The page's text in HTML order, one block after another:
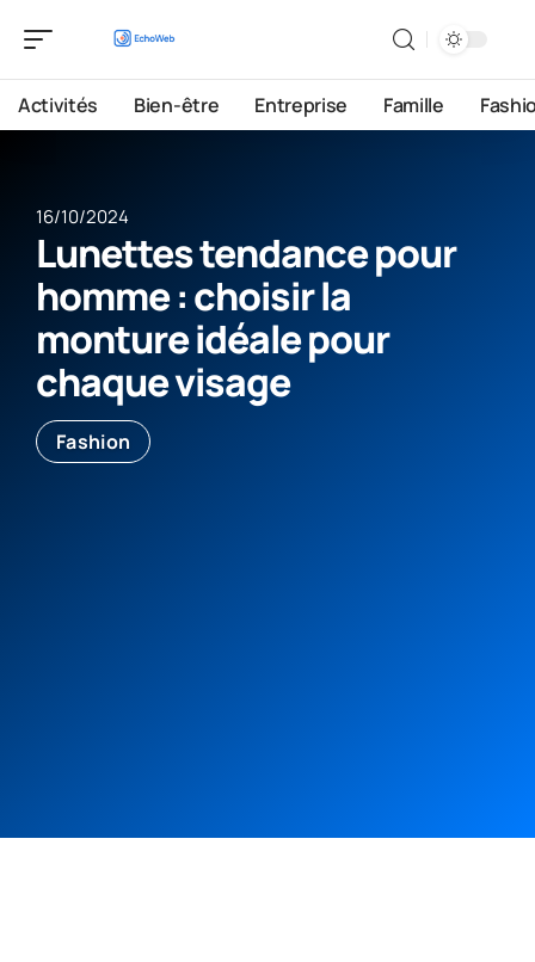
Activités Bien-être Entreprise Famille
16/10/2024
Lunettes tendance pour
homme : choisir la
monture idéale pour
chaque visage
Fashion